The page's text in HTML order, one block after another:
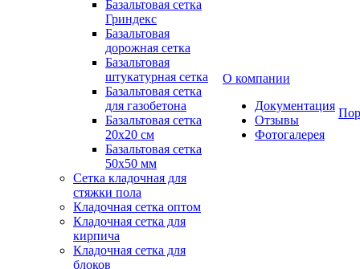
Базальтовая сетка
Гриндекс
Базальтовая
дорожная сетка
Базальтовая
штукатурная сетка
Базальтовая сетка
для газобетона
Базальтовая сетка
20x20 см
Базальтовая сетка
50x50 мм
Сетка кладочная для
стяжки пола
Кладочная сетка оптом
Кладочная сетка для
кирпича
Кладочная сетка для
блоков
О компании
Документация
Отзывы
Фотогалерея